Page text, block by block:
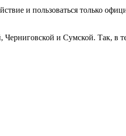
и пользоваться только
Черниговской и Сумской. Так, в